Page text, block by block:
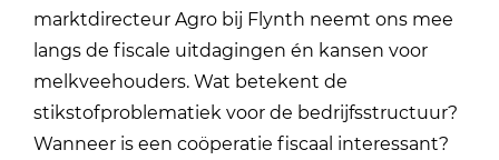
marktdirecteur Agro bij Flynth neemt ons mee
langs de fiscale uitdagingen én kansen voor
melkveehouders. Wat betekent de
stikstofproblematiek voor de bedrijfsstructuur?
Wanneer is een coöperatie fiscaal interessant?